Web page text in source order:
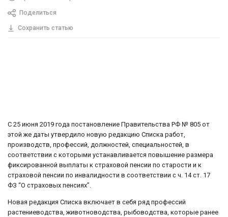
Поделиться
Сохранить статью
С 25 июня 2019 года постановление Правительства РФ № 805 от
этой же даты утвердило новую редакцию Списка работ,
производств, профессий, должностей, специальностей, в
соответствии с которыми устанавливается повышение размера
фиксированной выплаты к страховой пенсии по старости и к
страховой пенсии по инвалидности в соответствии с ч. 14 ст. 17
ФЗ “О страховых пенсиях”.
Новая редакция Списка включает в себя ряд профессий
растениеводства, животноводства, рыбоводства, которые ранее